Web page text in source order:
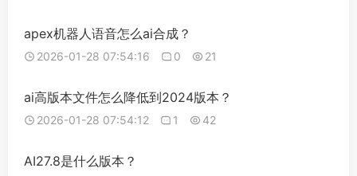
apex机器人语音怎么ai合成？
2026-01-28 07:54:16 0 21
ai高版本文件怎么降低到2024版本？
2026-01-28 07:54:12 1 42
AI27.8是什么版本？